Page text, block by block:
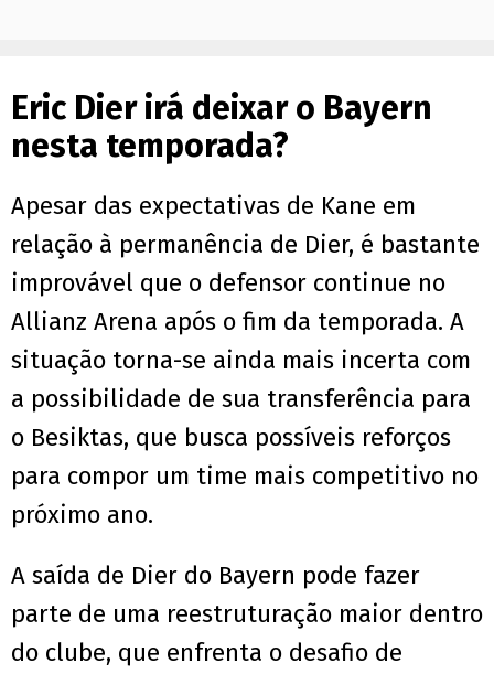
Eric Dier irá deixar o Bayern
nesta temporada?
Apesar das expectativas de Kane em
relação à permanência de Dier, é bastante
improvável que o defensor continue no
Allianz Arena após o fim da temporada. A
situação torna-se ainda mais incerta com
a possibilidade de sua transferência para
o Besiktas, que busca possíveis reforços
para compor um time mais competitivo no
próximo ano.
A saída de Dier do Bayern pode fazer
parte de uma reestruturação maior dentro
do clube, que enfrenta o desafio de